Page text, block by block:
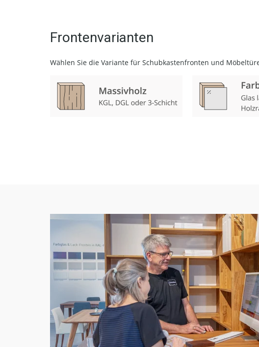
Frontenvarianten
Wählen Sie die Variante für Schubkastenfronten und